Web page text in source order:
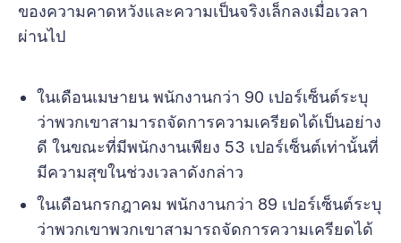
ของความคาดหวังและความเป็นจริงเล็กลงเมื่อเวลา
ผ่านไป
ในเดือนเมษายน พนักงานกว่า 90 เปอร์เซ็นต์ระบุ
ว่าพวกเขาสามารถจัดการความเครียดได้เป็นอย่าง
ดี ในขณะที่มีพนักงานเพียง 53 เปอร์เซ็นต์เท่านั้นที่
มีความสุขในช่วงเวลาดังกล่าว
ในเดือนกรกฎาคม พนักงานกว่า 89 เปอร์เซ็นต์ระบุ
ว่าพวกเขาพวกเขาสามารถจัดการความเครียดได้